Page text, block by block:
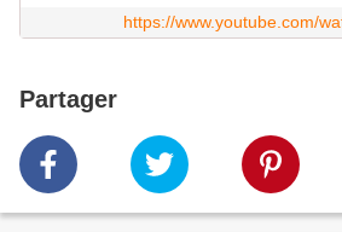
https://www.youtube.com/
Partager